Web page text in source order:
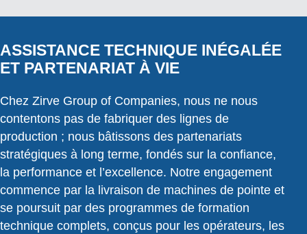
ASSISTANCE TECHNIQUE INÉGALÉE
ET PARTENARIAT À VIE
Chez Zirve Group of Companies, nous ne nous
contentons pas de fabriquer des lignes de
production ; nous bâtissons des partenariats
stratégiques à long terme, fondés sur la confiance,
la performance et l’excellence. Notre engagement
commence par la livraison de machines de pointe et
se poursuit par des programmes de formation
technique complets, conçus pour les opérateurs, les